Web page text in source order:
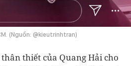
(Nguồn: @kieutrinhtran)
thiết của Quang Hải cho